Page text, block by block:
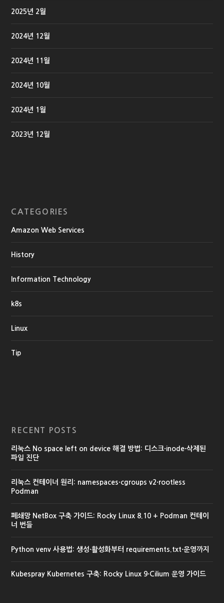
2025년 2월
2024년 12월
2024년 11월
2024년 10월
2024년 1월
2023년 12월
CATEGORIES
Amazon Web Services
History
Information Technology
k8s
Linux
Tip
RECENT POSTS
리눅스 No space left on device 해결 방법: 디스크·inode·삭제된
파일 진단
리눅스 컨테이너 원리: namespaces·cgroups v2·rootless
Podman
폐쇄망 NetBox 구축 가이드: Rocky Linux 8.10 + Podman 컨테이
너 번들
Python venv 사용법: 생성·활성화부터 requirements.txt·운영까지
Kubespray Kubernetes 구축: Rocky Linux 9·Cilium 운영 가이드